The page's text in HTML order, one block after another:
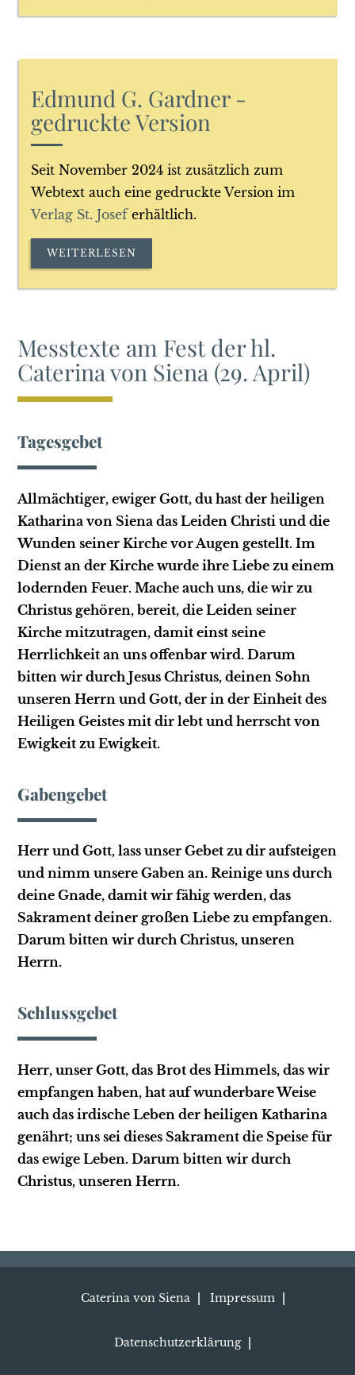
Edmund G. Gardner -
gedruckte Version
Seit November 2024 ist zusätzlich zum
Webtext auch eine gedruckte Version im
Verlag St. Joseferhältlich.
WEITERLESEN
Messtexte am Fest der hl.
Caterina von Siena (29. April)
Tagesgebet
Allmächtiger, ewiger Gott, du hast der heiligen
Katharina von Siena das Leiden Christi und die
Wunden seiner Kirche vor Augen gestellt. Im
Dienst an der Kirche wurde ihre Liebe zu einem
lodernden Feuer. Mache auch uns, die wir zu
Christus gehören, bereit, die Leiden seiner
Kirche mitzutragen, damit einst seine
Herrlichkeit an uns offenbar wird. Darum
bitten wir durch Jesus Christus, deinen Sohn
unseren Herrn und Gott, der in der Einheit des
Heiligen Geistes mit dir lebt und herrscht von
Ewigkeit zu Ewigkeit.
Gabengebet
Herr und Gott, lass unser Gebet zu dir aufsteigen
und nimm unsere Gaben an. Reinige uns durch
deine Gnade, damit wir fähig werden, das
Sakrament deiner großen Liebe zu empfangen.
Darum bitten wir durch Christus, unseren
Herrn.
Schlussgebet
Herr, unser Gott, das Brot des Himmels, das wir
empfangen haben, hat auf wunderbare Weise
auch das irdische Leben der heiligen Katharina
genährt; uns sei dieses Sakrament die Speise für
das ewige Leben. Darum bitten wir durch
Christus, unseren Herrn.
Caterina von Siena Impressum
Datenschutzerklärung